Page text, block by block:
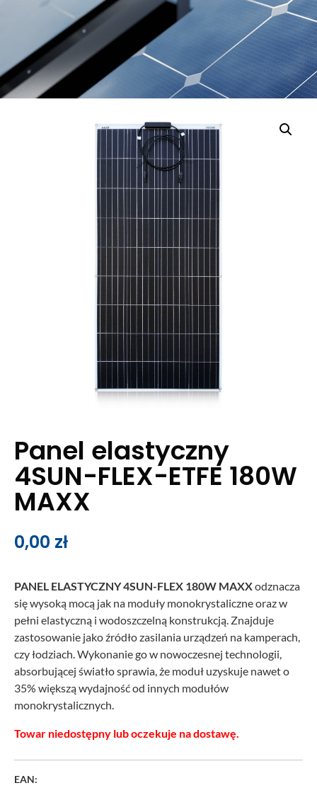
Panel elastyczny
4SUN-FLEX-ETFE 180W
MAXX
0,00 zł
PANEL ELASTYCZNY 4SUN-FLEX 180W MAXXodznacza
się wysoką mocą jak na moduły monokrystaliczne oraz w
pełni elastyczną i wodoszczelną konstrukcją. Znajduje
zastosowanie jako źródło zasilania urządzeń na kamperach,
czy łodziach. Wykonanie go w nowoczesnej technologii,
absorbującej światło sprawia, że moduł uzyskuje nawet o
35% większą wydajność od innych modułów
monokrystalicznych.
Towar niedostępny lub oczekuje na dostawę.
EAN: